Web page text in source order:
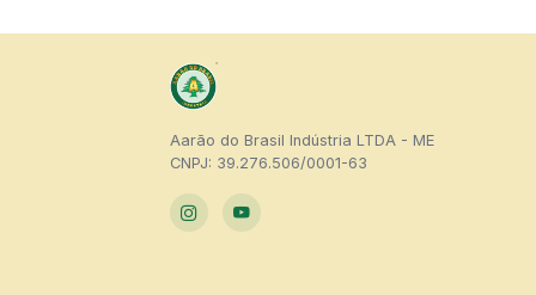
Aarão do Brasil Indústria LTDA - ME
CNPJ: 39.276.506/0001-63